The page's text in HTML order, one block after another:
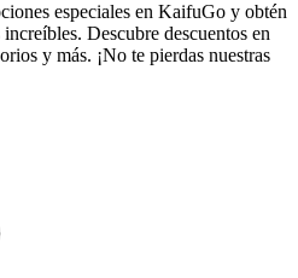
especiales en KaifuGo y obtén
Descubre descuentos en
y más. ¡No te pierdas nuestras